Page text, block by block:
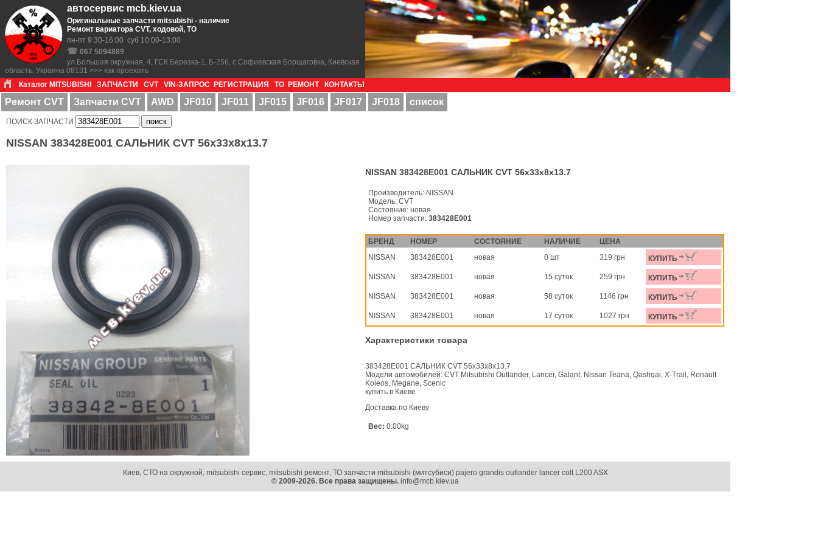
автосервис mcb.kiev.ua
Оригинальные запчасти mitsubishi - наличие
Ремонт вариатора CVT, ходовой, ТО
пн-пт 9:30-16:00 суб 10:00-13:00
☎ 067 5094889
ул.Большая окружная, 4, ГСК Березка-1, Б-256, с.Софиевская Борщаговка, Киевская
область, Украина 08131 >>> как проехать
Каталог MITSUBISHI
ЗАПЧАСТИ CVT VIN-ЗАПРОС РЕГИСТРАЦИЯ ТО РЕМОНТ КОНТАКТЫ
Ремонт CVT Запчасти CVT AWD JF010 JF011 JF015 JF016 JF017 JF018 список
ПОИСК ЗАПЧАСТИ
NISSAN 383428E001 САЛЬНИК CVT 56x33x8x13.7
NISSAN 383428E001 САЛЬНИК CVT 56x33x8x13.7
Производитель: NISSAN
Модель: CVT
Состояние: новая
Номер запчасти: 383428E001
БРЕНД НОМЕР СОСТОЯНИЕ НАЛИЧИЕ
ЦЕНА
NISSAN
383428E001 новая 0 шт 319 грн КУПИТЬ
NISSAN 383428E001 новая 15 суток 259 грн КУПИТЬ
NISSAN 383428E001 новая 58 суток 1146 грн КУПИТЬ
NISSAN 383428E001 новая 17 суток 1027 грн КУПИТЬ
Характеристики товара
383428E001 САЛЬНИК CVT 56x33x8x13.7
Модели автомобилей: CVT Mitsubishi Outlander, Lancer, Galant, Nissan Teana, Qashqai, X-Trail, Renault
Koleos, Megane, Scenic
купить в Киеве
Доставка по Киеву
Вес: 0.00kg
Киев, СТО на окружной, mitsubishi сервис, mitsubishi ремонт, ТО запчасти mitsubishi (митсубиси) pajero grandis outlander lancer colt L200 ASX
© 2009-2026. Все права защищены. info@mcb.kiev.ua